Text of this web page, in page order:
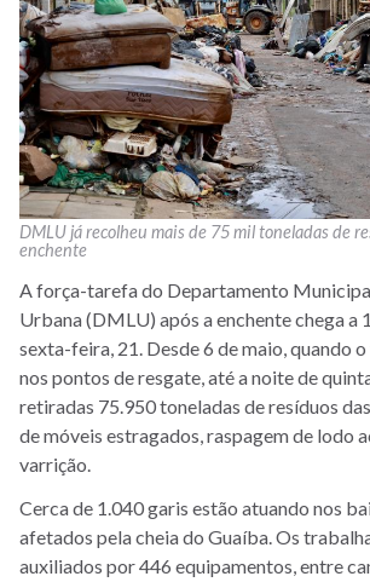
DMLU já recolheu mais de 75 mil toneladas de
enchente
A força-tarefa do Departamento
Urbana (DMLU) após a enchente chega a
sexta-feira, 21. Desde 6 de maio, quando
nos pontos de resgate, até a noite de
retiradas 75.950 toneladas de resíduos
de móveis estragados, raspagem de lodo
varrição.
Cerca de 1.040 garis estão atuando nos
afetados pela cheia do Guaíba. Os
auxiliados por 446 equipamentos, entre